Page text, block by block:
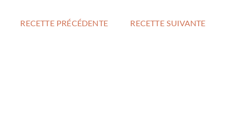
RECETTE PRÉCÉDENTE RECETTE SUIVANTE